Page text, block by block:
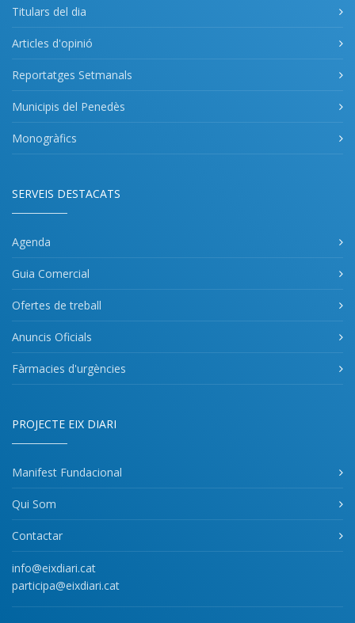
Titulars del dia
Articles d'opinió
Reportatges Setmanals
Municipis del Penedès
Monogràfics
SERVEIS DESTACATS
Agenda
Guia Comercial
Ofertes de treball
Anuncis Oficials
Fàrmacies d'urgències
PROJECTE EIX DIARI
Manifest Fundacional
Qui Som
Contactar
info@eixdiari.cat
participa@eixdiari.cat